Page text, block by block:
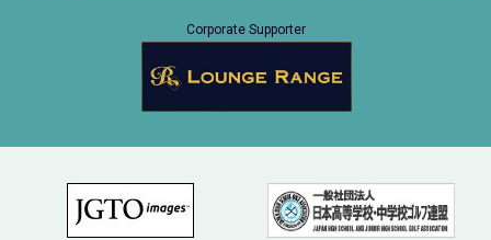
Corporate Supporter